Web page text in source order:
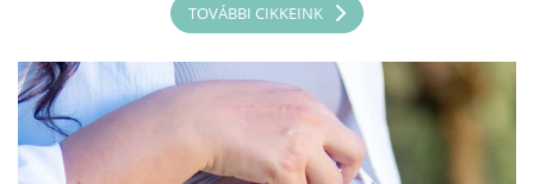
TOVÁBBI CIKKEINK